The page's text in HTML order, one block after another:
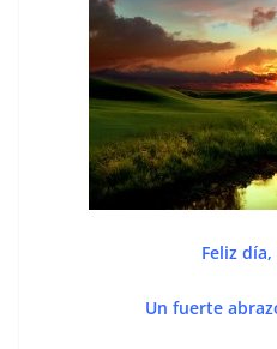
Feliz
Un fuerte